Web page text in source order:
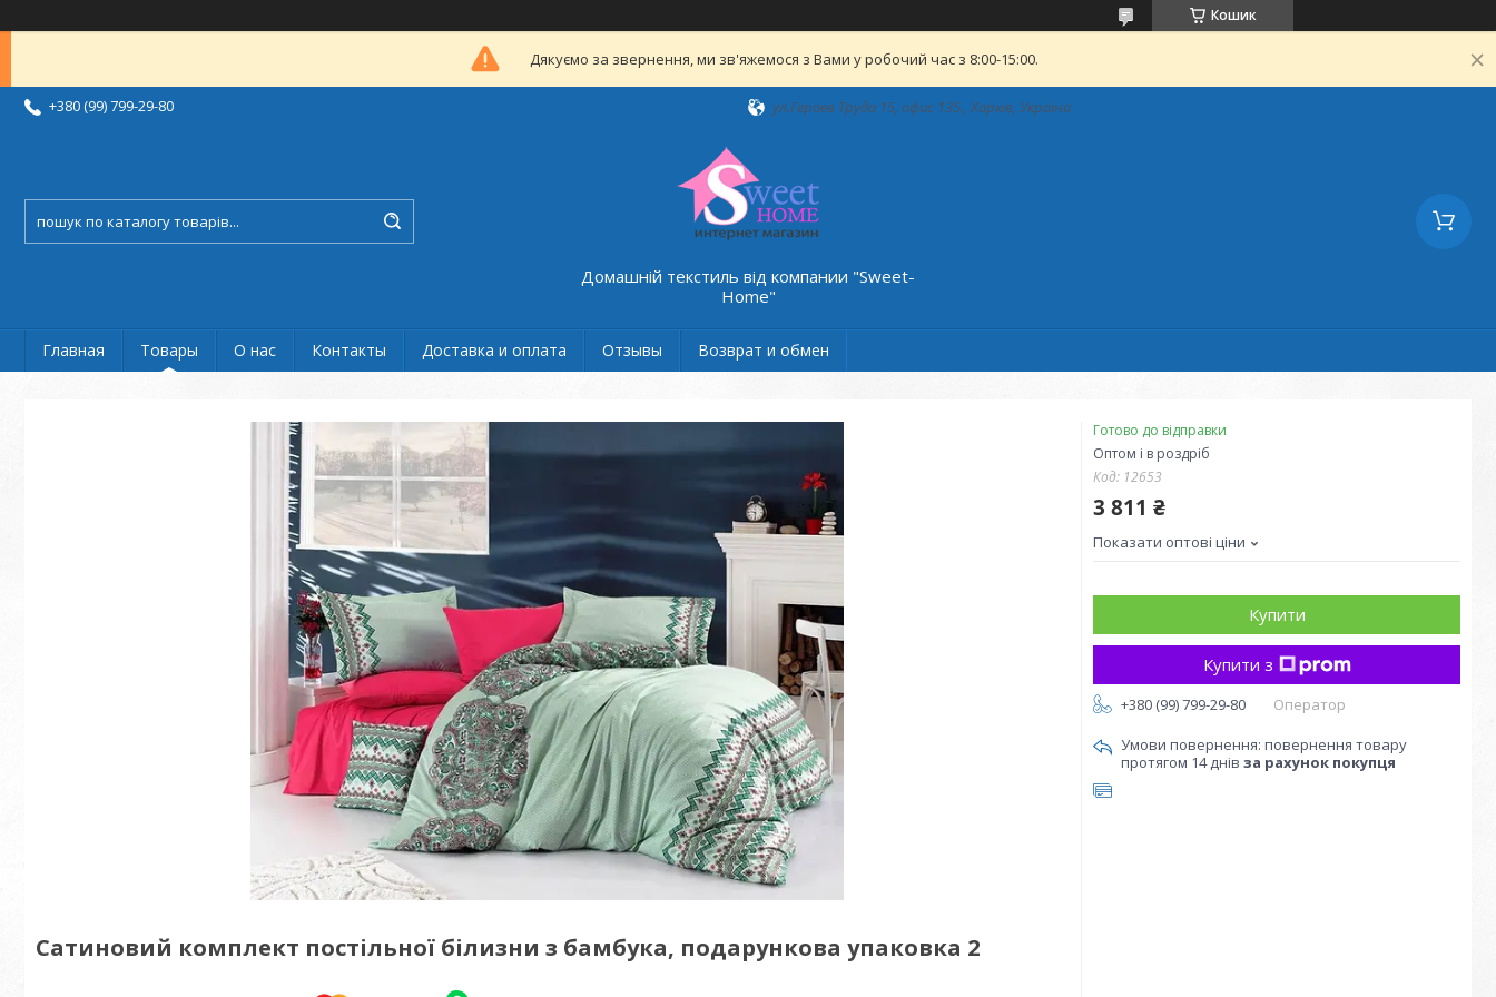
Кошик
Дякуємо за звернення, ми зв'яжемося з Вами у робочий час з 8:00-15:00.
+380 (99) 799-29-80 ул.Героев Труда 15, офис 135., Харків, Україна
Домашній текстиль від компании "Sweet-
Home"
Главная Товары О нас Контакты Доставка и оплата Отзывы Возврат и обмен
Сатиновий комплект постільної білизни з бамбука, подарункова упаковка 2
Готово до відправки
Оптом і в роздріб
Код: 12653
3 811 ₴
Показати оптові ціни
Купити
Купити з
+380 (99) 799-29-80
Оператор
повернення товару
протягом 14 днів за рахунок покупця